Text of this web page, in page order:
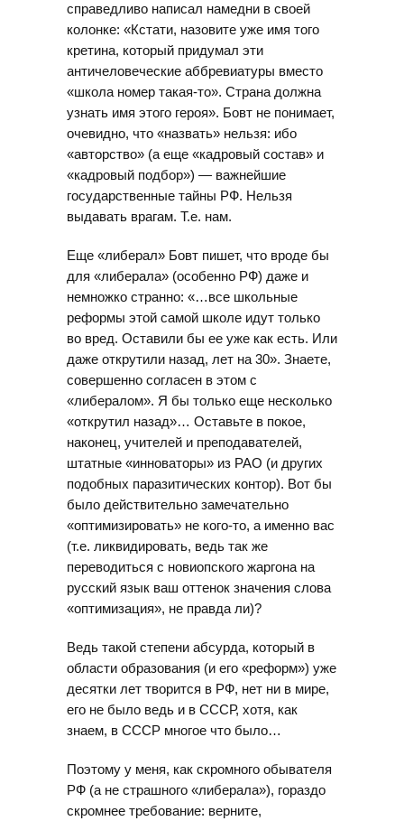
справедливо написал намедни в своей
колонке: «Кстати, назовите уже имя того
кретина, который придумал эти
античеловеческие аббревиатуры вместо
«школа номер такая-то». Страна должна
узнать имя этого героя». Бовт не понимает,
очевидно, что «назвать» нельзя: ибо
«авторство» (а еще «кадровый состав» и
«кадровый подбор») — важнейшие
государственные тайны РФ. Нельзя
выдавать врагам. Т.е. нам.
Еще «либерал» Бовт пишет, что вроде бы
для «либерала» (особенно РФ) даже и
немножко странно: «…все школьные
реформы этой самой школе идут только
во вред. Оставили бы ее уже как есть. Или
даже открутили назад, лет на 30». Знаете,
совершенно согласен в этом с
«либералом». Я бы только еще несколько
«открутил назад»… Оставьте в покое,
наконец, учителей и преподавателей,
штатные «инноваторы» из РАО (и других
подобных паразитических контор). Вот бы
было действительно замечательно
«оптимизировать» не кого-то, а именно вас
(т.е. ликвидировать, ведь так же
переводиться с новиопского жаргона на
русский язык ваш оттенок значения слова
«оптимизация», не правда ли)?
Ведь такой степени абсурда, который в
области образования (и его «реформ») уже
десятки лет творится в РФ, нет ни в мире,
его не было ведь и в СССР, хотя, как
знаем, в СССР многое что было…
Поэтому у меня, как скромного обывателя
РФ (а не страшного «либерала»), гораздо
скромнее требование: верните,